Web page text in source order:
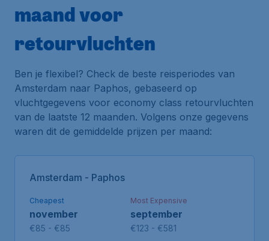
maand voor
retourvluchten
Ben je flexibel? Check de beste reisperiodes van
Amsterdam naar Paphos, gebaseerd op
vluchtgegevens voor economy class retourvluchten
van de laatste 12 maanden. Volgens onze gegevens
waren dit de gemiddelde prijzen per maand:
Amsterdam - Paphos
Cheapest
november
€85 - €85
Most Expensive
september
€123 - €581